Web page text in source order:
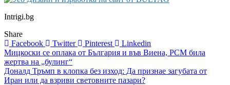
Intrigi.bg
Share
Facebook
Twitter Pinterest Linkedin
Навигация
Мицкоски се оплака от България и във Виена, РСМ била
жертва на „булинг“
Доналд Тръмп в клопка без изход: Да признае загубата от
Иран или да взриви световните пазари?